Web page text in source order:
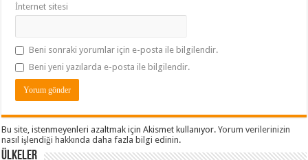
İnternet sitesi
Beni sonraki yorumlar için e-posta ile bilgilendir.
Beni yeni yazılarda e-posta ile bilgilendir.
Bu site, istenmeyenleri azaltmak için Akismet kullanıyor.Yorum verilerinizin
nasıl işlendiği hakkında daha fazla bilgi edinin.
ÜLKELER